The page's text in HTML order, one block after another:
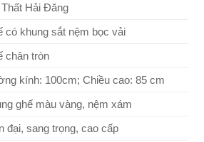
Thất Hải Đăng
có khung sắt nệm bọc vải
chân tròn
kính: 100cm; Chiều cao: 85 cm
ghế màu vàng, nệm xám
đại, sang trọng, cao cấp